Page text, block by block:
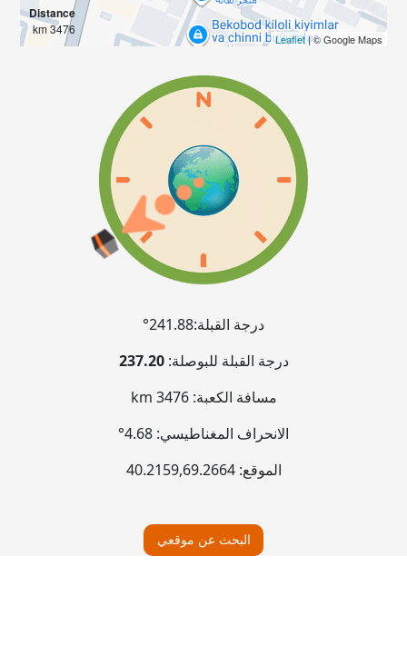
Distance
3476 km
Leaflet| © Google Maps
درجة القبلة:241.88°
درجة القبلة للبوصلة:237.20
مسافة الكعبة:3476 km
الانحراف المغناطيسي: 4.68°
الموقع:
40.2159,69.2664
البحث عن موقعي